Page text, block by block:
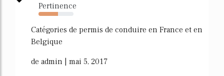
Pertinence
56%
Catégories de permis de conduire en France et en
Belgique
de admin | mai 5, 2017